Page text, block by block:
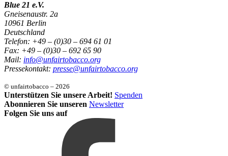
Blue 21 e.V.
Gneisenaustr. 2a
10961 Berlin
Deutschland
Telefon: +49 – (0)30 – 694 61 01
Fax: +49 – (0)30 – 692 65 90
Mail: info@unfairtobacco.org
Pressekontakt: presse@unfairtobacco.org
© unfairtobacco – 2026
Unterstützen Sie unsere Arbeit! Spenden
Abonnieren Sie unseren Newsletter
Folgen Sie uns auf